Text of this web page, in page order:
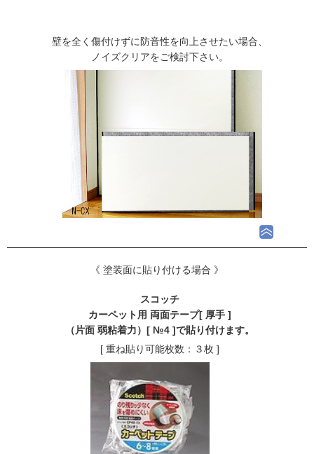
壁を全く傷付けずに防音性を向上させたい場合、
ノイズクリアをご検討下さい。
《 塗装面に貼り付ける場合 》
スコッチ
カーペット用 両面テープ[ 厚手 ]
（片面 弱粘着力）[ №4 ]で貼り付けます。
[ 重ね貼り可能枚数：３枚 ]